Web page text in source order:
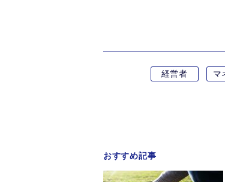
経営者 マ
おすすめ記事